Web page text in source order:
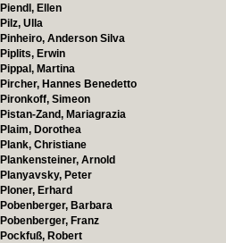
Piendl, Ellen
Pilz, Ulla
Pinheiro, Anderson Silva
Piplits, Erwin
Pippal, Martina
Pircher, Hannes Benedetto
Pironkoff, Simeon
Pistan-Zand, Mariagrazia
Plaim, Dorothea
Plank, Christiane
Plankensteiner, Arnold
Planyavsky, Peter
Ploner, Erhard
Pobenberger, Barbara
Pobenberger, Franz
Pockfuß, Robert